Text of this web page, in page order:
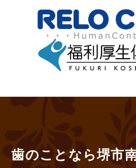
歯のことなら堺市